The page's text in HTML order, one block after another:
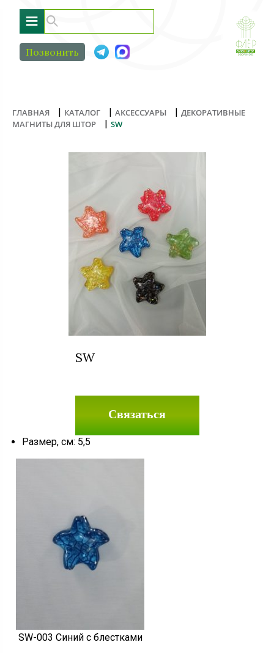
≡
Позвонить
ГЛАВНАЯ | КАТАЛОГ | АКСЕССУАРЫ | ДЕКОРАТИВНЫЕ
МАГНИТЫ ДЛЯ ШТОР
| SW
SW
Связаться
Размер, см: 5,5
SW-003 Синий с блестками